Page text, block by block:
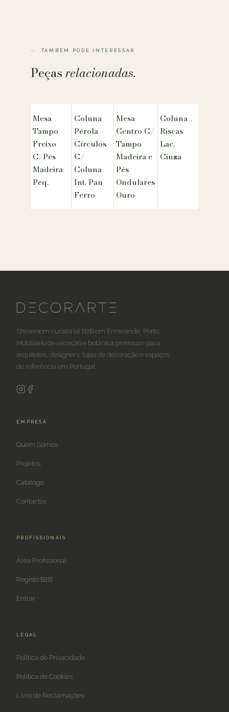
TAMBÉM PODE INTERESSAR
Peçasrelacionadas.
Mesa
Tampo
Freixo
C/Pés
Madeira
Peq.
Coluna
Pérola
Círculos
C/
Coluna
Int. Pau
Ferro
Mesa
Centro C/
Tampo
Madeira e
Pés
Ondulares
Ouro
Coluna
Riscas
Lac.
Cinza
Showroom curatorial B2B em Ermesinde, Porto.
Mobiliário de exceção e botânica premium para
arquitetos, designers, lojas de decoração e espaços
de referência em Portugal.
EMPRESA
Quem Somos
Projetos
Catálogo
Contactos
PROFISSIONAIS
Área Profissional
Registo B2B
Entrar
LEGAL
Política de Privacidade
Política de Cookies
Livro de Reclamações